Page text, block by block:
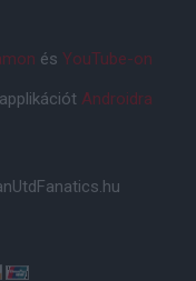
és YouTube-on
Androidra